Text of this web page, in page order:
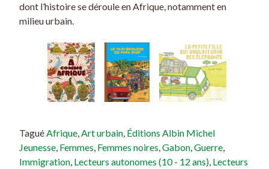
dont l’histoire se déroule en Afrique, notamment en
milieu urbain.
Tagué Afrique Art urbain Éditions Albin Michel
Jeunesse Femmes Femmes noires Gabon Guerre
Immigration Lecteurs autonomes (10 - 12 ans) Lecteurs